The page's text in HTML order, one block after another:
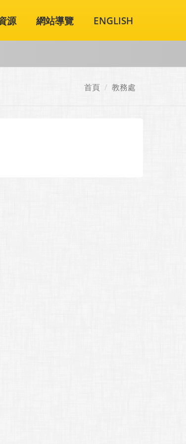
源 網站導覽 ENGLISH
首頁 教務處